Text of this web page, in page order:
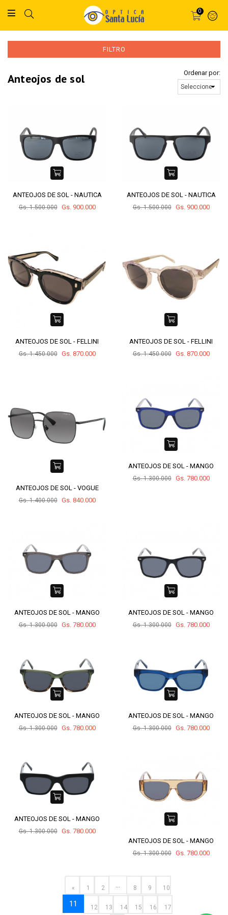
0
FILTRO
anteojos de sol Ordenar por:
ANTEOJOS DE SOL - NAUTICA
Gs. 1.500.000 Gs. 900.000
ANTEOJOS DE SOL - NAUTICA
Gs. 1.500.000 Gs. 900.000
ANTEOJOS DE SOL - FELLINI
Gs. 1.450.000 Gs. 870.000
ANTEOJOS DE SOL - FELLINI
Gs. 1.450.000 Gs. 870.000
ANTEOJOS DE SOL - VOGUE
Gs. 1.400.000 Gs. 840.000
ANTEOJOS DE SOL - MANGO
Gs. 1.300.000 Gs. 780.000
ANTEOJOS DE SOL - MANGO
Gs. 1.300.000 Gs. 780.000
ANTEOJOS DE SOL - MANGO
Gs. 1.300.000 Gs. 780.000
ANTEOJOS DE SOL - MANGO
Gs. 1.300.000 Gs. 780.000
ANTEOJOS DE SOL - MANGO
Gs. 1.300.000 Gs. 780.000
ANTEOJOS DE SOL - MANGO
Gs. 1.300.000
Gs. 780.000
ANTEOJOS DE SOL - MANGO
Gs. 1.300.000 Gs. 780.000
« 1 2 ... 8 9 10
11 12 13 14 15 16 17